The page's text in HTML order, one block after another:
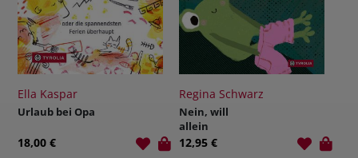
Ella Kaspar
Urlaub bei Opa
18,00 €
Regina Schwarz
Nein, will
allein
12,95 €